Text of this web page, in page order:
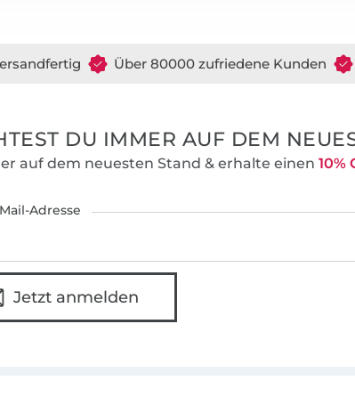
Über 80000 zufriedene Kunden
DU IMMER AUF DEM
auf dem neuesten Stand & erhalte einen 10%
Adresse
Jetzt anmelden